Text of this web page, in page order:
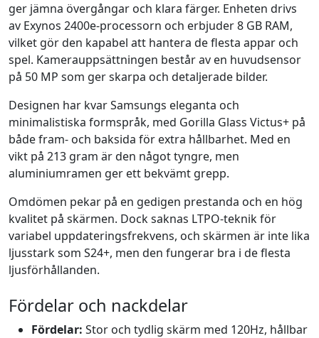
ger jämna övergångar och klara färger. Enheten drivs
av Exynos 2400e-processorn och erbjuder 8 GB RAM,
vilket gör den kapabel att hantera de flesta appar och
spel. Kamerauppsättningen består av en huvudsensor
på 50 MP som ger skarpa och detaljerade bilder.
Designen har kvar Samsungs eleganta och
minimalistiska formspråk, med Gorilla Glass Victus+ på
både fram- och baksida för extra hållbarhet. Med en
vikt på 213 gram är den något tyngre, men
aluminiumramen ger ett bekvämt grepp.
Omdömen pekar på en gedigen prestanda och en hög
kvalitet på skärmen. Dock saknas LTPO-teknik för
variabel uppdateringsfrekvens, och skärmen är inte lika
ljusstark som S24+, men den fungerar bra i de flesta
ljusförhållanden.
Fördelar och nackdelar
Fördelar: Stor och tydlig skärm med 120Hz, hållbar